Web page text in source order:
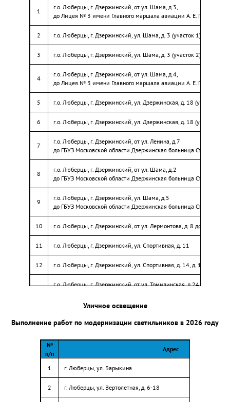
1
г.о. Люберцы, г. Дзержинский, от ул. Шама, д.3,
до Лицея № 3 имени Главного маршала авиации А. Е. Голованова
2 г.о. Люберцы, г. Дзержинский, ул. Шама, д. 3 (участок 1)
3 г.о. Люберцы, г. Дзержинский, ул. Шама, д. 3 (участок 2)
4
г.о. Люберцы, г. Дзержинский, от ул. Шама, д.4,
до Лицея № 3 имени Главного маршала авиации А. Е. Голованова
5 г.о. Люберцы, г. Дзержинский, ул. Дзержинская, д. 18 (участок 1)
6 г.о. Люберцы, г. Дзержинский, ул. Дзержинская, д. 18 (участок 2)
7
г.о. Люберцы, г. Дзержинский, от ул. Ленина, д.7
до ГБУЗ Московской области Дзержинская больница
8
г.о. Люберцы, г. Дзержинский, от ул. Шама, д.2
до ГБУЗ Московской области Дзержинская больница
9
г.о. Люберцы, г. Дзержинский, ул. Шама, д.5
до ГБУЗ Московской области Дзержинская больница
10 г.о. Люберцы, г. Дзержинский, от ул. Лермонтова, д. 8 до сквера
11 г.о. Люберцы, г. Дзержинский, ул. Спортивная, д. 11
12 г.о. Люберцы, г. Дзержинский, ул. Спортивная, д. 14, д. 15
13
г.о. Люберцы, г. Дзержинский, от ул. Томилинская, д.24 (участок 1)
до остановочного павильона
15 г.о. Люберцы, г. Дзержинский, ул. Дзержинская, от д. 8 до д. 10
г.о. Люберцы, г. Дзержинский, ул. Ленина,
территория у религиозных скульптур,площадь Дмитрия
г.о. Люберцы, г. Дзержинский, ул. Ленина,
от ул. Ленина, д. 24 до Дзержинской городской больницы
Уличное освещение
Выполнение работ по модернизации светильников в 2026 году
№
п/п
Адрес
1 г. Люберцы, ул. Барыкина
2 г. Люберцы, ул. Вертолетная, д. 6-18